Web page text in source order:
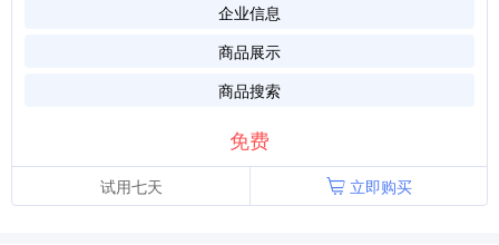
企业信息
商品展示
商品搜索
免费
试用七天 立即购买